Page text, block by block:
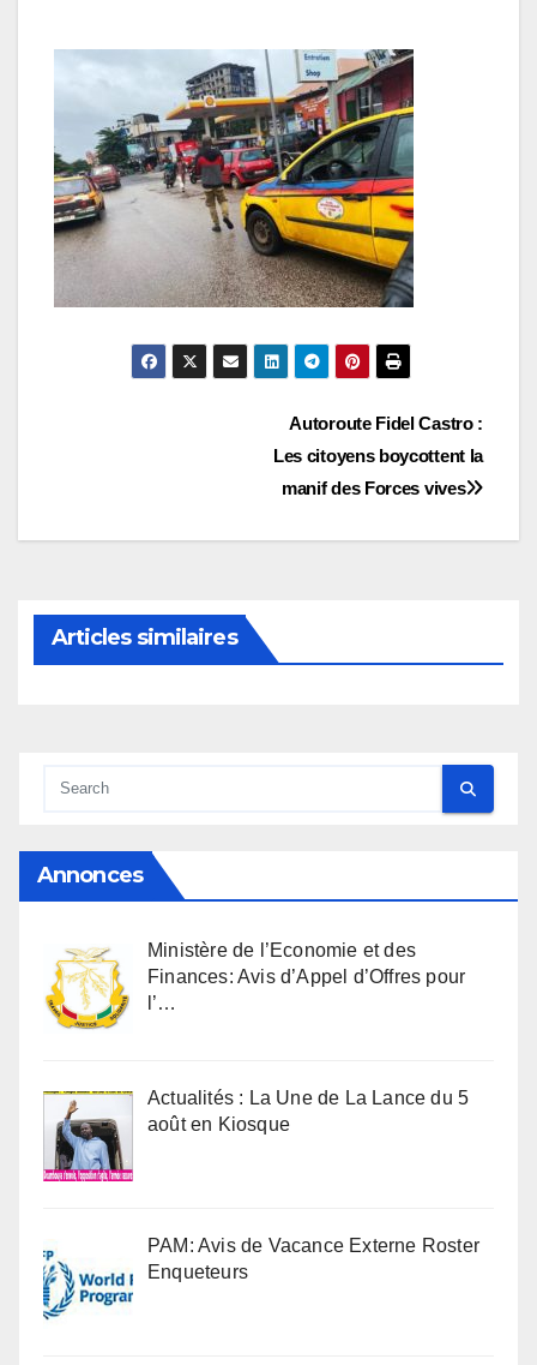
l’article
Autoroute Fidel Castro :
Les citoyens boycottent la
manif des Forces vives
Articles similaires
Annonces
Ministère de l’Economie et des
Finances: Avis d’Appel d’Offres pour
l’…
Actualités : La Une de La Lance du 5
août en Kiosque
PAM: Avis de Vacance Externe Roster
Enqueteurs